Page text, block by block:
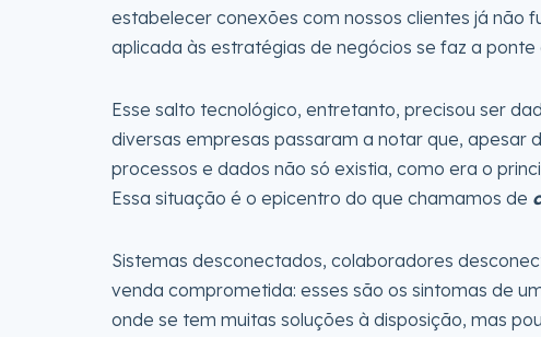
estabelecer conexões com nossos clientes já não
aplicada às estratégias de negócios se faz a
Esse salto tecnológico, entretanto, precisou ser
diversas empresas passaram a notar que, apesar
processos e dados não só existia, como era o
Essa situação é o epicentro do que chamamos de
Sistemas desconectados, colaboradores
venda comprometida: esses são os sintomas de
onde se tem muitas soluções à disposição, mas